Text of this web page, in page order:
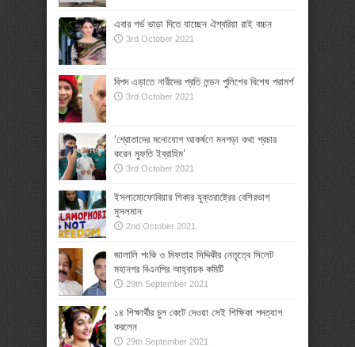
এবার গর্ভ ভাড়া দিতে যাচ্ছেন ঐশ্বরিয়া রাই বচ্চন
3rd October 2021
বিপদ এড়াতে নারীদের প্রতি লন্ডন পুলিশের বিশেষ পরামর্শ
3rd October 2021
‘শ্রোতাদের মনোযোগ আকর্ষণে মনগড়া কথা প্রচার
করেন মুফতি ইব্রাহিম’
3rd October 2021
ইসলামোফোবিয়ার শিকার যুক্তরাষ্ট্রের বেশিরভাগ
মুসলমান
2nd October 2021
জালালি পংকি ও মিফতাহ সিদ্দিকীর নেতৃত্বে সিলেট
মহানগর বিএনপির আহ্বায়ক কমিটি
29th September 2021
১৪ শিক্ষার্থীর চুল কেটে দেওয়া সেই শিক্ষিকা পদত্যাগ
করলেন
29th September 2021